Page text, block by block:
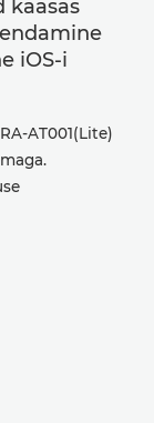
kaasas
iOS-i
AT001(Lite)